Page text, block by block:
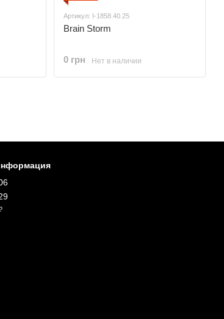
Артикул: I-1858.40.25
Brain Storm
0 грн Нет в наличии